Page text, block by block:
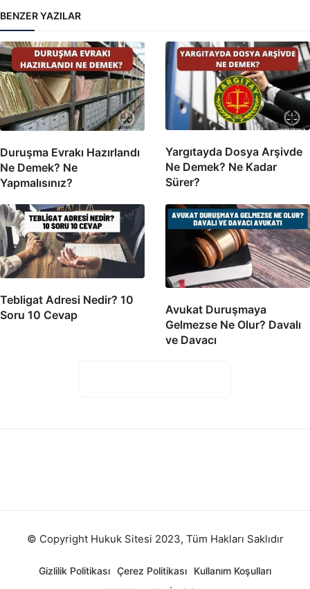
BENZER YAZILAR
Duruşma Evrakı Hazırlandı
Ne Demek? Ne
Yapmalısınız?
Yargıtayda Dosya Arşivde
Ne Demek? Ne Kadar
Sürer?
Tebligat Adresi Nedir? 10
Soru 10 Cevap
Avukat Duruşmaya
Gelmezse Ne Olur? Davalı
ve Davacı
© Copyright Hukuk Sitesi 2023, Tüm Hakları Saklıdır
Gizlilik Politikası Çerez Politikası
Kullanım Koşulları